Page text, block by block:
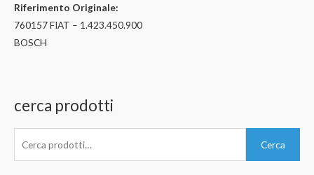
Riferimento Originale:
760157 FIAT – 1.423.450.900
BOSCH
cerca prodotti
Cerca